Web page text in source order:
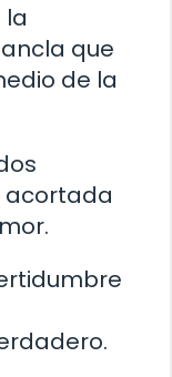
la
que
de la
acortada